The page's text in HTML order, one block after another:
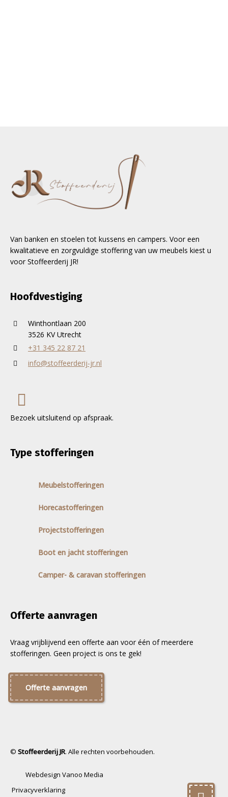
Van banken en stoelen tot kussens en campers. Voor een
kwalitatieve en zorgvuldige stoffering van uw meubels kiest u
voor Stoffeerderij JR!
Hoofdvestiging
Winthontlaan 200
3526 KV Utrecht
+31 345 22 87 21
info@stoffeerderij-jr.nl
Bezoek uitsluitend op afspraak.
Type stofferingen
Meubelstofferingen
Horecastofferingen
Projectstofferingen
Boot en jacht stofferingen
Camper- & caravan stofferingen
Offerte aanvragen
Vraag vrijblijvend een offerte aan voor één of meerdere
stofferingen. Geen project is ons te gek!
Offerte aanvragen
© Stoffeerderij JR. Alle rechten voorbehouden.
Webdesign Vanoo Media
Privacyverklaring